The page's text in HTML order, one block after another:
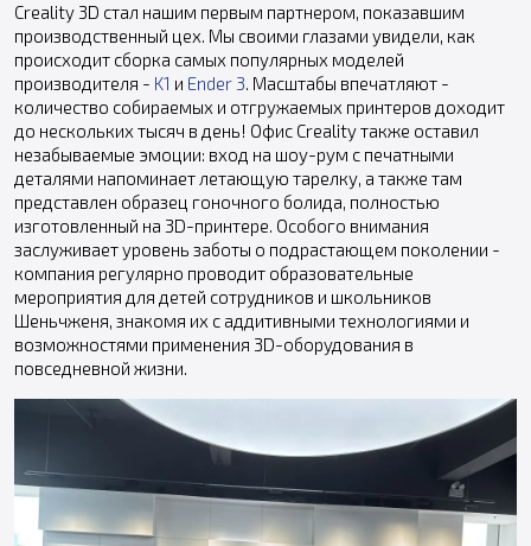
Creality 3D стал нашим первым партнером, показавшим
производственный цех. Мы своими глазами увидели, как
происходит сборка самых популярных моделей
производителя - K1 и Ender 3. Масштабы впечатляют -
количество собираемых и отгружаемых принтеров доходит
до нескольких тысяч в день! Офис Creality также оставил
незабываемые эмоции: вход на шоу-рум с печатными
деталями напоминает летающую тарелку, а также там
представлен образец гоночного болида, полностью
изготовленный на 3D-принтере. Особого внимания
заслуживает уровень заботы о подрастающем поколении -
компания регулярно проводит образовательные
мероприятия для детей сотрудников и школьников
Шеньчженя, знакомя их с аддитивными технологиями и
возможностями применения 3D-оборудования в
повседневной жизни.